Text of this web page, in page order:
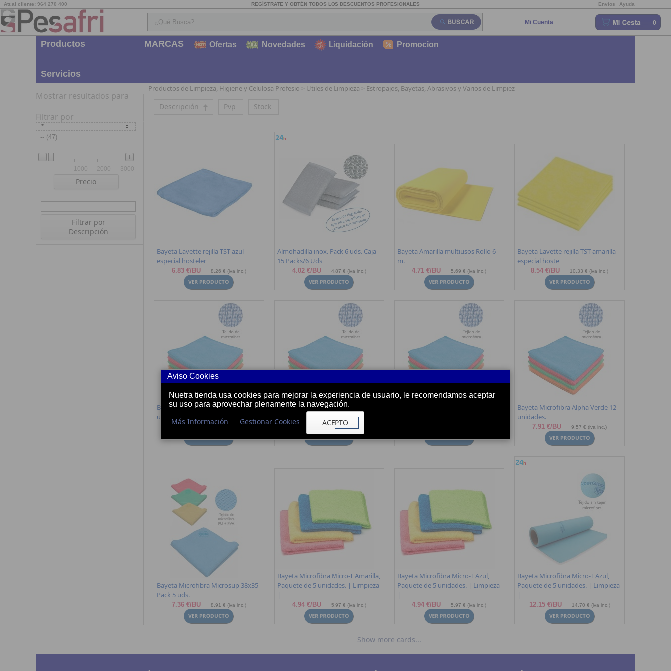
Att.al cliente: 964 270 400 REGÍSTRATE Y OBTÉN TODOS LOS DESCUENTOS PROFESIONALES Envíos Ayuda
Mi Cuenta 0
Productos
Servicios
MARCAS Ofertas Novedades Liquidación Promocion
Productos de Limpieza, Higiene y Celulosa Profesio > Utiles de Limpieza > Estropajos, Bayetas, Abrasivos y Varios de Limpiez
Descripción Pvp Stock
Bayeta Lavette rejilla TST azul
especial hosteler
6.83 €/BU 8.26 € (iva inc.)
Almohadilla inox. Pack 6 uds. Caja
15 Packs/6 Uds
4.02 €/BU 4.87 € (iva inc.)
Bayeta Amarilla multiusos Rollo 6
m.
4.71 €/BU 5.69 € (iva inc.)
Bayeta Lavette rejilla TST amarilla
especial hoste
8.54 €/BU 10.33 € (iva inc.)
Bayeta Microfibra Alpha Azul 12
unidades.
7.50 €/BU 9.07 € (iva inc.)
Bayeta Microfibra Alpha Naranja 12
unidades.
7.50 €/BU 9.07 € (iva inc.)
Bayeta Microfibra Alpha Verde 12
unidades.
7.91 €/BU 9.57 € (iva inc.)
Bayeta Microfibra Microsup 38x35
Pack 5 uds.
7.36 €/BU 8.91 € (iva inc.)
Bayeta Microfibra Micro-T Amarilla,
Paquete de 5 unidades. | Limpieza
|
4.94 €/BU 5.97 € (iva inc.)
Bayeta Microfibra Micro-T Azul,
Paquete de 5 unidades. | Limpieza
|
4.94 €/BU 5.97 € (iva inc.)
Bayeta Microfibra Micro-T Azul,
Paquete de 5 unidades. | Limpieza
|
12.15 €/BU 14.70 € (iva inc.)
Show more cards...
Mostrar resultados para
Filtrar por
*
-- (47)
1000 2000 3000
Precio
Filtrar por
Descripción
Aviso Cookies
Nuetra tienda usa cookies para mejorar la experiencia de usuario, le recomendamos aceptar
su uso para aprovechar plenamente la navegación.
Más Información Gestionar Cookies ACEPTO